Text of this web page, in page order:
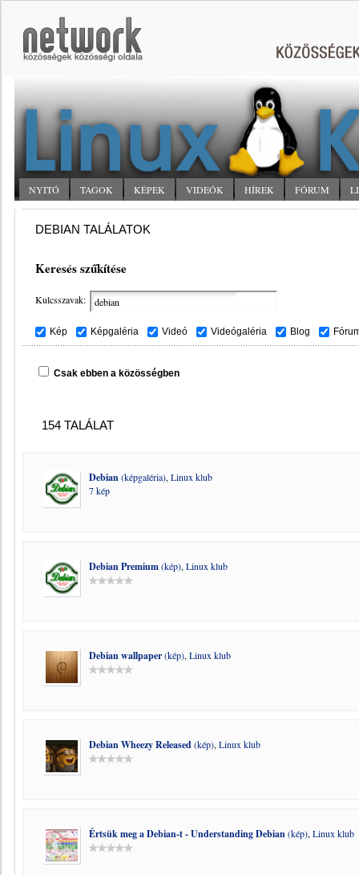
NYITÓ TAGOK KÉPEK VIDEÓK HÍREK FÓRUM
DEBIAN TALÁLATOK
Keresés szűkítése
Kulcsszavak:
Kép Képgaléria Videó Videógaléria Blog
Csak ebben a közösségben
154 TALÁLAT
Debian(képgaléria), Linux klub
7 kép
Debian Premium(kép), Linux klub
Debian wallpaper(kép), Linux klub
Debian Wheezy Released(kép), Linux klub
Értsük meg a Debian-t - Understanding Debian(kép), Linux klub